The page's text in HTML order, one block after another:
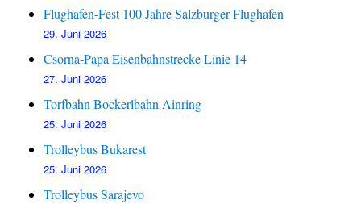
Flughafen-Fest 100 Jahre Salzburger Flughafen
29. Juni 2026
Csorna-Papa Eisenbahnstrecke Linie 14
27. Juni 2026
Torfbahn Bockerlbahn Ainring
25. Juni 2026
Trolleybus Bukarest
25. Juni 2026
Trolleybus Sarajevo